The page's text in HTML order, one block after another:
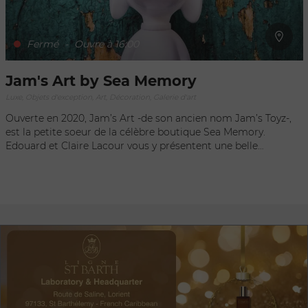
Fermé - Ouvre à 16:00
Jam's Art by Sea Memory
Ouverte en 2020, Jam’s Art -de son ancien nom Jam’s Toyz-,
est la petite soeur de la célèbre boutique Sea Memory.
Edouard et Claire Lacour vous y présentent une belle
émerveiller par les créations de Matt Gondek, Fidia
Faschaletti, Marcel Wanders, Kaws, David Kracov, What is
Name, Original’Art, Marc Boffin, Natan Elkanovich, Fools
Paradise, Josh Mayhem, François Bel… Si les supports et les
styles y sont variés, l’authenticité et l’originalité y seront
toujours au rendez-vous. Edouard vous partagera sa passion